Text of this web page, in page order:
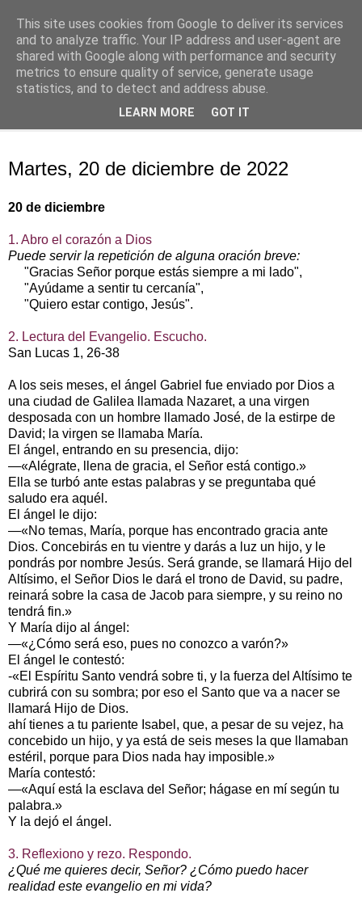
Oración personal
con el Evangelio de cada día
Martes, 20 de diciembre de 2022
20 de diciembre
1. Abro el corazón a Dios
Puede servir la repetición de alguna oración breve:
"Gracias Señor porque estás siempre a mi lado",
"Ayúdame a sentir tu cercanía",
"Quiero estar contigo, Jesús".
2. Lectura del Evangelio. Escucho.
San Lucas 1, 26‑38
A los seis meses, el ángel Gabriel fue enviado por Dios a
una ciudad de Galilea llamada Nazaret, a una virgen
desposada con un hombre llamado José, de la estirpe de
David; la virgen se llamaba María.
El ángel, entrando en su presencia, dijo:
—«Alégrate, llena de gracia, el Señor está contigo.»
Ella se turbó ante estas palabras y se preguntaba qué
saludo era aquél.
El ángel le dijo:
—«No temas, María, porque has encontrado gracia ante
Dios. Concebirás en tu vientre y darás a luz un hijo, y le
pondrás por nombre Jesús. Será grande, se llamará Hijo del
Altísimo, el Señor Dios le dará el trono de David, su padre,
reinará sobre la casa de Jacob para siempre, y su reino no
tendrá fin.»
Y María dijo al ángel:
—«¿Cómo será eso, pues no conozco a varón?»
El ángel le contestó:
‑«El Espíritu Santo vendrá sobre ti, y la fuerza del Altísimo te
cubrirá con su sombra; por eso el Santo que va a nacer se
llamará Hijo de Dios.
ahí tienes a tu pariente Isabel, que, a pesar de su vejez, ha
concebido un hijo, y ya está de seis meses la que llamaban
estéril, porque para Dios nada hay imposible.»
María contestó:
—«Aquí está la esclava del Señor; hágase en mí según tu
palabra.»
Y la dejó el ángel.
3. Reflexiono y rezo. Respondo.
¿Qué me quieres decir, Señor? ¿Cómo puedo hacer
realidad este evangelio en mi vida?
This site uses cookies from Google to deliver its services
and to analyze traffic. Your IP address and user-agent are
shared with Google along with performance and security
metrics to ensure quality of service, generate usage
statistics, and to detect and address abuse.
LEARN MORE GOT IT